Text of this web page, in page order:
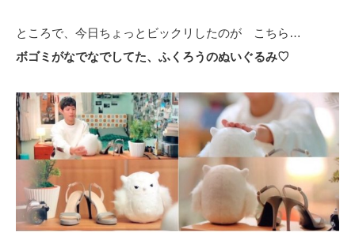
ところで、今日ちょっとビックリしたのが こちら…
ボゴミがなでなでしてた、ふくろうのぬいぐるみ♡